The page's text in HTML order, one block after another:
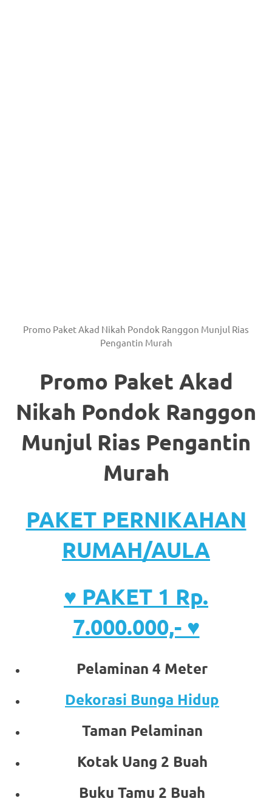
Promo Paket Akad Nikah Pondok Ranggon Munjul Rias
Pengantin Murah
Promo Paket Akad
Nikah Pondok Ranggon
Munjul Rias Pengantin
Murah
PAKET PERNIKAHAN
RUMAH/AULA
♥ PAKET 1 Rp.
7.000.000,- ♥
Pelaminan 4 Meter
Dekorasi Bunga Hidup
Taman Pelaminan
Kotak Uang 2 Buah
Buku Tamu 2 Buah